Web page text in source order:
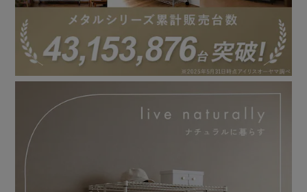
（※水分・油分・洗剤などが付着した場合は、素早く拭き取
ってください。長時間放置すると、腐食やサビの原因となる
恐れがあります。）
【カンタン組み立て】
1．ポールに棚板固定部品を取り付ける。
2．ポールに棚板を差し込む。
3．1番下の棚板をはめたらラックを立て、好みの位置に調
節。
4．全体が組みあがったら、軽く叩いて棚板を固定する。
（※ゴムハンマーを使うことをおすすめします。）